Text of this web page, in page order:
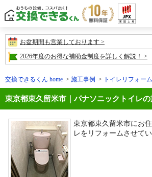
お盆期間も営業しております
2026年度のお得な補助金制度を詳しく解説！
交換できるくん home 施工事例 トイレリフォーム
東京都東久留米市｜パナソニックトイレ
東京都東久留米市にお
レをリフォームさせて